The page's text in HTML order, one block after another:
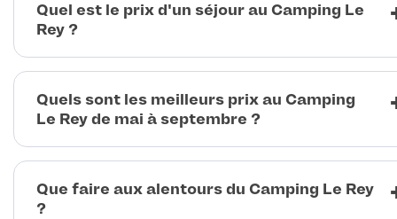
Quel est le prix d'un séjour au Camping Le
Rey ?
Quels sont les meilleurs prix au Camping
Le Rey de mai à septembre ?
Que faire aux alentours du Camping Le Rey
?